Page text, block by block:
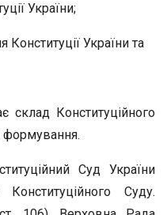
України;
України та
склад Конституційного
формування.
Суд України
Суду.